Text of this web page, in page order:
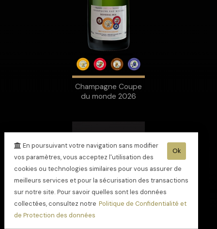
Champagne Coupe
du monde 2026
Ok
En poursuivant votre navigation sans modifier
vos paramètres, vous acceptez l'utilisation des
cookies ou technologies similaires pour vous assurer de
meilleurs services et pour la sécurisation des transactions
sur notre site. Pour savoir quelles sont les données
collectées, consultez notre Politique de Confidentialité et
de Protection des données